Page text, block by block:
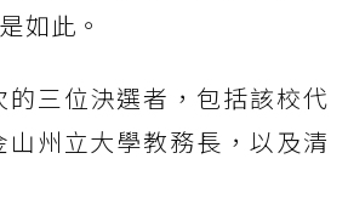
如此。
的三位決選者，包括該校代
州立大學教務長，以及清